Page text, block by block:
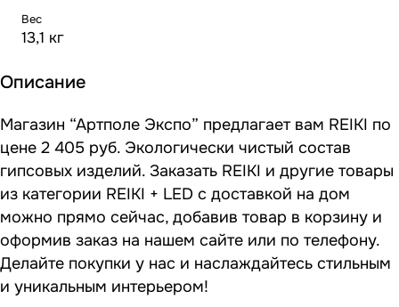
Вес
13,1 кг
Описание
Магазин “Артполе Экспо” предлагает вам REIKI по
цене 2 405 руб. Экологически чистый состав
гипсовых изделий. Заказать REIKI и другие товары
из категории REIKI + LED с доставкой на дом
можно прямо сейчас, добавив товар в корзину и
оформив заказ на нашем сайте или по телефону.
Делайте покупки у нас и наслаждайтесь стильным
и уникальным интерьером!